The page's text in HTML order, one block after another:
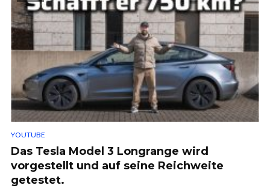
YOUTUBE
Das Tesla Model 3 Longrange wird
vorgestellt und auf seine Reichweite
getestet.